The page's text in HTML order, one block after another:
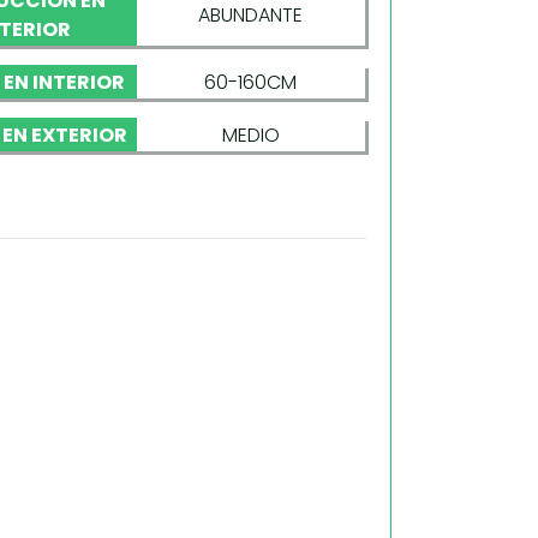
ABUNDANTE
INTERIOR
60-160CM
EXTERIOR
MEDIO